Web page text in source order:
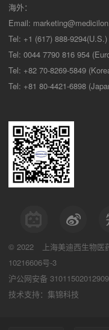
海外：
Email:
Tel: +1 (617) 888-9294(U.S.)
Tel: 0044 7790 816 954
Tel: +82 70-8269-5849
Tel: +81 80-4421-6898
© 2022 上海美迪西生物医
10216606号-3
沪公网安备
技术支持：集锦科技